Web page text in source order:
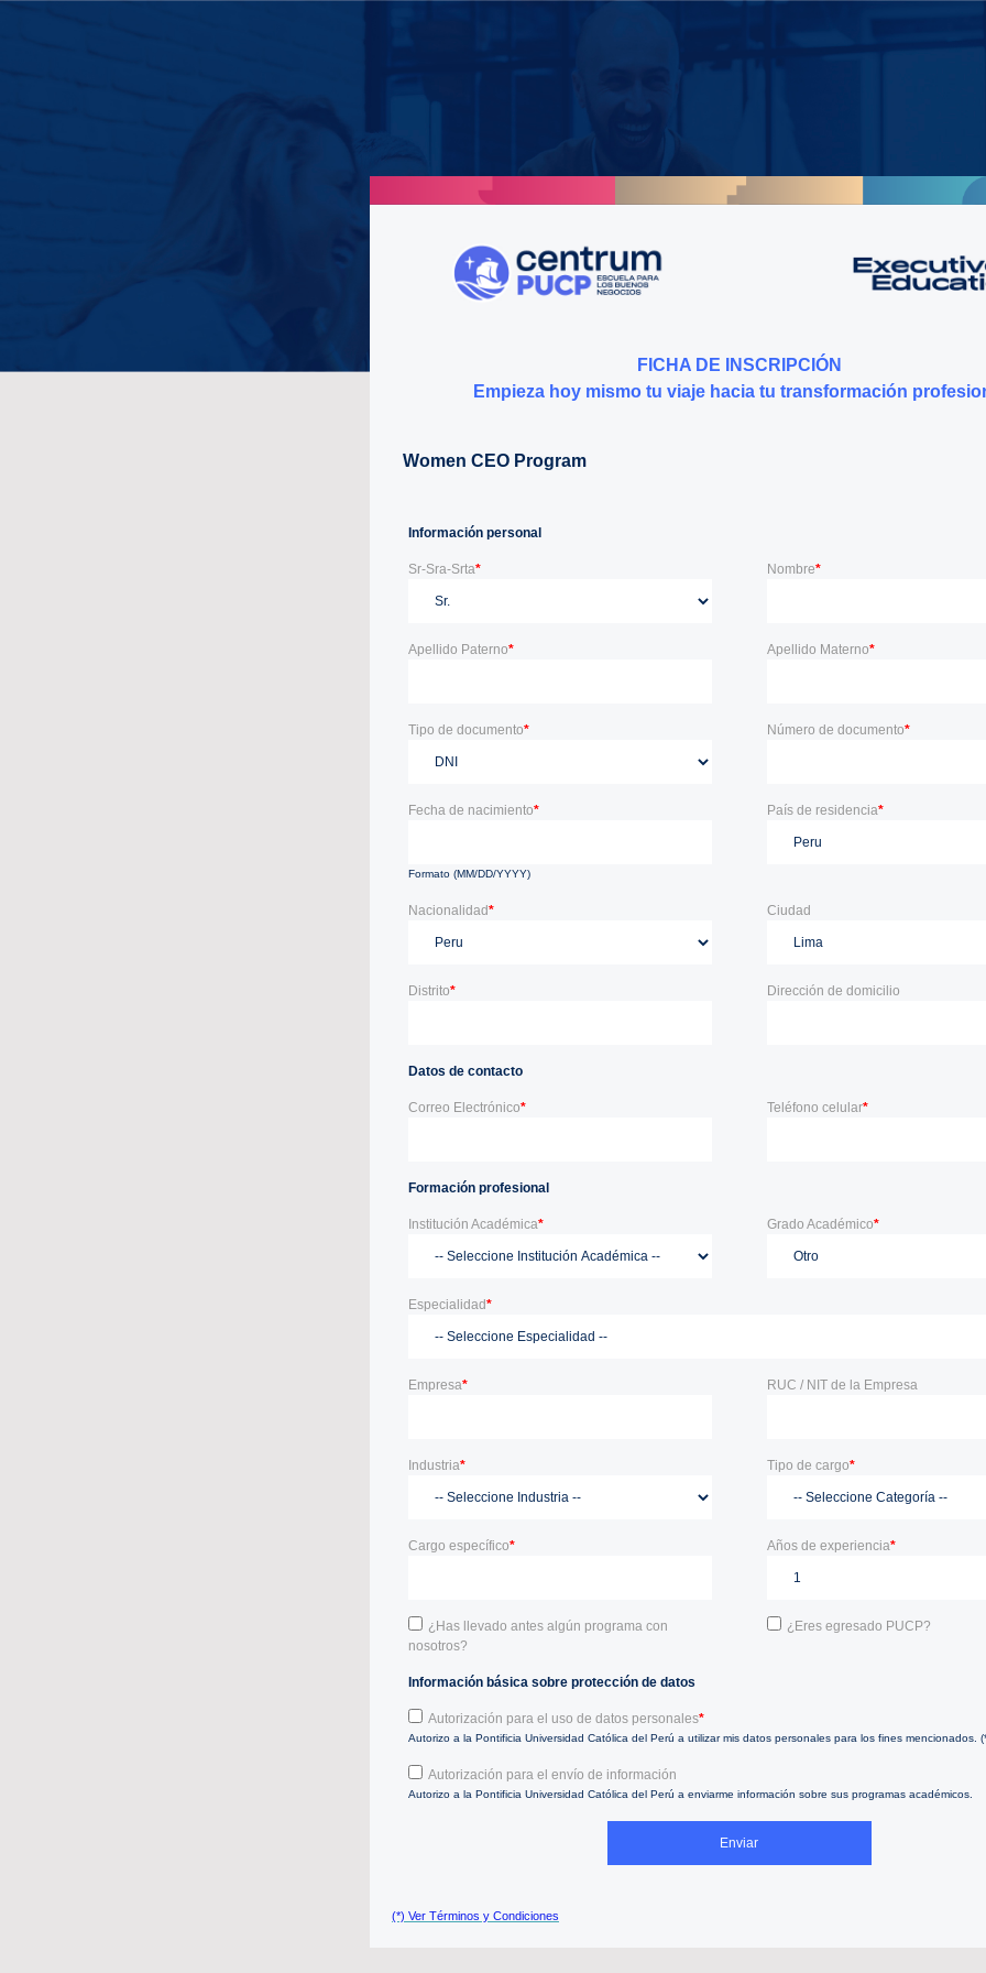
FICHA DE INSCRIPCIÓN
Empieza hoy mismo tu viaje hacia tu transformación
Women CEO Program
Información personal
Sr-Sra-Srta* Nombre*
Apellido Paterno* Apellido Materno*
Tipo de documento* Número de documento*
Fecha de nacimiento*
Formato (MM/DD/YYYY)
País de residencia*
Nacionalidad* Ciudad
Distrito* Dirección de domicilio
Datos de contacto
Correo Electrónico* Teléfono celular*
Formación profesional
Institución Académica* Grado Académico*
Especialidad*
Empresa* RUC / NIT de la Empresa
Industria* Tipo de cargo*
Cargo específico* Años de experiencia*
¿Has llevado antes algún programa con
nosotros?
¿Eres egresado PUCP?
Información básica sobre protección de datos
Autorización para el uso de datos personales*
Autorizo a la Pontificia Universidad Católica del Perú a utilizar mis datos personales para los fines mencionados.
Autorización para el envío de información
Autorizo a la Pontificia Universidad Católica del Perú a enviarme información sobre sus programas académicos.
(*) Ver Términos y Condiciones